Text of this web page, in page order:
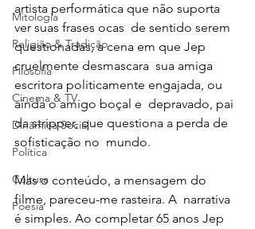
Mitologia
Religião & Tradição
Filosofia
Cinema & TV
Dinâmica Social
Política
Cultura
Poesia
artista performática que não suporta
ver suas frases ocas  de sentido serem
questionadas, a cena em que Jep
cruelmente desmascara  sua amiga
escritora politicamente engajada, ou
ainda o amigo boçal e  depravado, pai
da stripper, que questiona a perda de
sofisticação no  mundo.
Mas o conteúdo, a mensagem do
filme, pareceu-me rasteira. A  narrativa
é simples. Ao completar 65 anos Jep